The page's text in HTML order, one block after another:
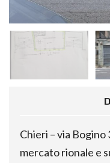
Chieri – via Bogino
mercato rionale e